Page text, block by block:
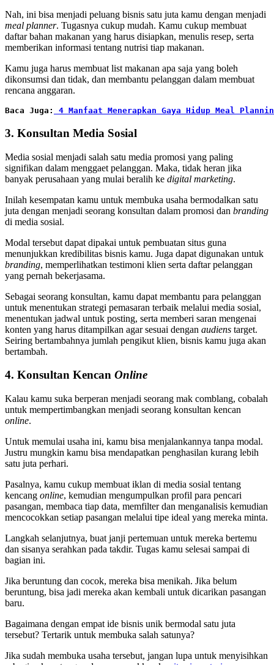
Nah, ini bisa menjadi peluang bisnis satu juta kamu dengan menjadi
meal planner. Tugasnya cukup mudah. Kamu cukup membuat
daftar bahan makanan yang harus disiapkan, menulis resep, serta
memberikan informasi tentang nutrisi tiap makanan.
Kamu juga harus membuat list makanan apa saja yang boleh
dikonsumsi dan tidak, dan membantu pelanggan dalam membuat
rencana anggaran.
Baca Juga: 4 Manfaat Menerapkan Gaya Hidup Meal
3. Konsultan Media Sosial
Media sosial menjadi salah satu media promosi yang paling
signifikan dalam menggaet pelanggan. Maka, tidak heran jika
banyak perusahaan yang mulai beralih ke digital marketing.
Inilah kesempatan kamu untuk membuka usaha bermodalkan satu
juta dengan menjadi seorang konsultan dalam promosi dan branding
di media sosial.
Modal tersebut dapat dipakai untuk pembuatan situs guna
menunjukkan kredibilitas bisnis kamu. Juga dapat digunakan untuk
branding, memperlihatkan testimoni klien serta daftar pelanggan
yang pernah bekerjasama.
Sebagai seorang konsultan, kamu dapat membantu para pelanggan
untuk menentukan strategi pemasaran terbaik melalui media sosial,
menentukan jadwal untuk posting, serta memberi saran mengenai
konten yang harus ditampilkan agar sesuai dengan audiens target.
Seiring bertambahnya jumlah pengikut klien, bisnis kamu juga akan
bertambah.
4. Konsultan Kencan Online
Kalau kamu suka berperan menjadi seorang mak comblang, cobalah
untuk mempertimbangkan menjadi seorang konsultan kencan
online.
Untuk memulai usaha ini, kamu bisa menjalankannya tanpa modal.
Justru mungkin kamu bisa mendapatkan penghasilan kurang lebih
satu juta perhari.
Pasalnya, kamu cukup membuat iklan di media sosial tentang
kencang online, kemudian mengumpulkan profil para pencari
pasangan, membaca tiap data, memfilter dan menganalisis kemudian
mencocokkan setiap pasangan melalui tipe ideal yang mereka minta.
Langkah selanjutnya, buat janji pertemuan untuk mereka bertemu
dan sisanya serahkan pada takdir. Tugas kamu selesai sampai di
bagian ini.
Jika beruntung dan cocok, mereka bisa menikah. Jika belum
beruntung, bisa jadi mereka akan kembali untuk dicarikan pasangan
baru.
Bagaimana dengan empat ide bisnis unik bermodal satu juta
tersebut? Tertarik untuk membuka salah satunya?
Jika sudah membuka usaha tersebut, jangan lupa untuk menyisihkan